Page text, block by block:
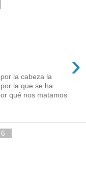
›
la cabeza la
la que se ha
qué nos matamos